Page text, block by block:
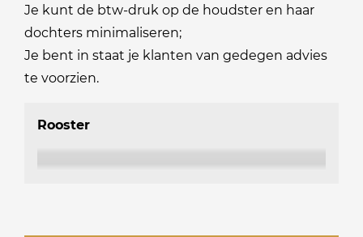
Je kunt de btw-druk op de houdster en haar
dochters minimaliseren;
Je bent in staat je klanten van gedegen advies
te voorzien.
Rooster